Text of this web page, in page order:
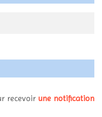
recevoir une notification